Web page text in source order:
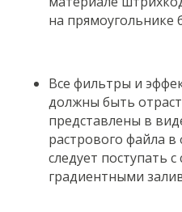
на прямоугольнике
Все фильтры и
должны быть
представлены в
растрового файла
следует поступать
градиентными